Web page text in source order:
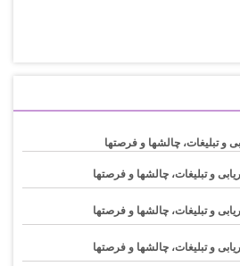
و تبلیغات، چالشها و فرصتها
و تبلیغات، چالشها و فرصتها
و تبلیغات، چالشها و فرصتها
و تبلیغات، چالشها و فرصتها